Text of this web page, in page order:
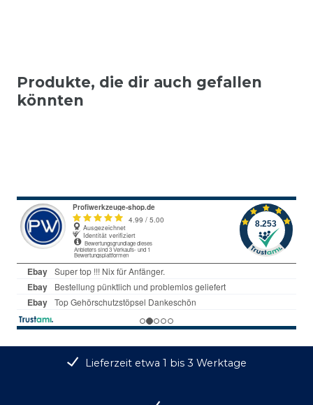
Produkte, die dir auch gefallen
könnten
Lieferzeit etwa 1 bis 3 Werktage